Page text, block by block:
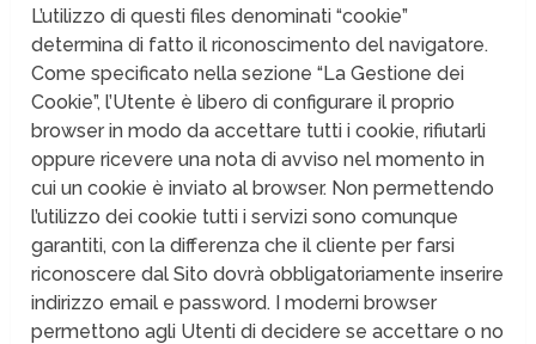
L’utilizzo di questi files denominati “cookie”
determina di fatto il riconoscimento del navigatore.
Come specificato nella sezione “La Gestione dei
Cookie”, l’Utente è libero di configurare il proprio
browser in modo da accettare tutti i cookie, rifiutarli
oppure ricevere una nota di avviso nel momento in
cui un cookie è inviato al browser. Non permettendo
l’utilizzo dei cookie tutti i servizi sono comunque
garantiti, con la differenza che il cliente per farsi
riconoscere dal Sito dovrà obbligatoriamente inserire
indirizzo email e password. I moderni browser
permettono agli Utenti di decidere se accettare o no